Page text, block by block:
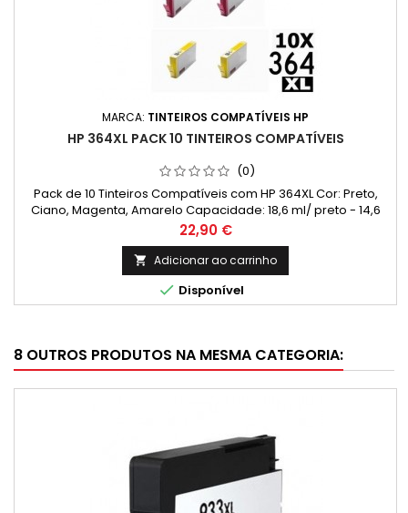
MARCA: TINTEIROS COMPATÍVEIS HP
HP 364XL PACK 10 TINTEIROS COMPATÍVEIS
(0)
Pack de 10 Tinteiros Compatíveis com HP 364XL Cor: Preto,
Ciano, Magenta, Amarelo Capacidade: 18,6 ml/ preto - 14,6
ml/ cada cor Rendimento Médio: 550 Páginas* / preto - 750
Páginas*/ cada cor
Preço
22,90 €
 Adicionar ao carrinho
 Disponível
8 OUTROS PRODUTOS NA MESMA CATEGORIA: